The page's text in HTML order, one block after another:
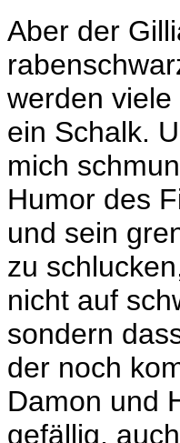
Aber der
werden
ein Schalk.
mich
Humor des
und sein
zu
nicht auf
sondern
der noch
Damon und
gefällig,